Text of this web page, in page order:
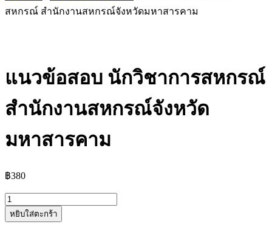
สหกรณ์ สำนักงานสหกรณ์จังหวัดมหาสารคาม
แนวข้อสอบ นักวิชาการสหกรณ์
สำนักงานสหกรณ์จังหวัด
มหาสารคาม
฿380
จำนวน
แนว
หยิบใส่ตะกร้า